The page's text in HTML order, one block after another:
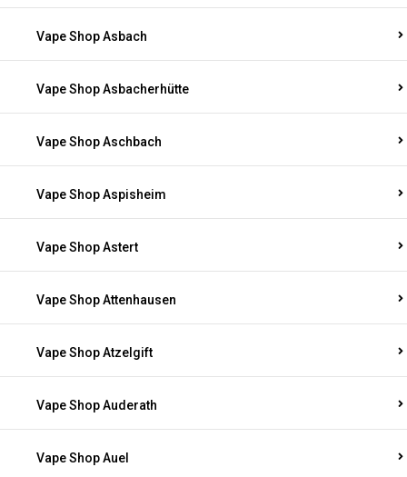
Vape Shop Asbach
Vape Shop Asbacherhütte
Vape Shop Aschbach
Vape Shop Aspisheim
Vape Shop Astert
Vape Shop Attenhausen
Vape Shop Atzelgift
Vape Shop Auderath
Vape Shop Auel